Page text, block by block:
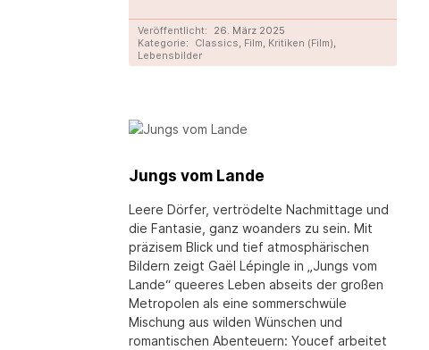
Veröffentlicht:
26. März 2025
Kategorie:
Classics, Film, Kritiken (Film),
Lebensbilder
Jungs vom Lande
Leere Dörfer, vertrödelte Nachmittage und
die Fantasie, ganz woanders zu sein. Mit
präzisem Blick und tief atmosphärischen
Bildern zeigt Gaël Lépingle in „Jungs vom
Lande“ queeres Leben abseits der großen
Metropolen als eine sommerschwüle
Mischung aus wilden Wünschen und
romantischen Abenteuern: Youcef arbeitet